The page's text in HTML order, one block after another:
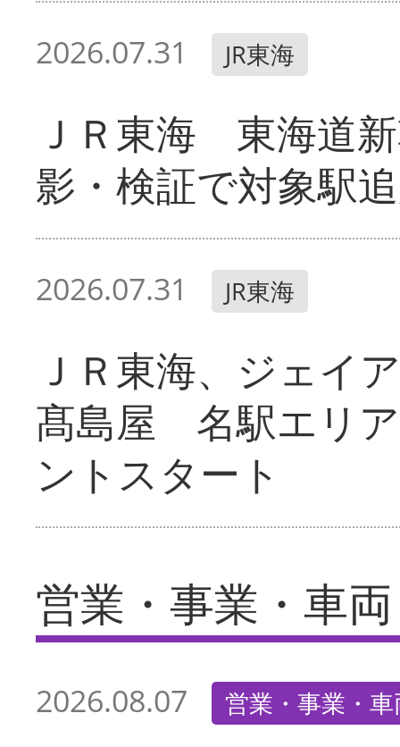
2026.07.31 JR東海
ＪＲ東海 東海道
影・検証で対象駅
2026.07.31 JR東海
ＪＲ東海、ジェイ
髙島屋 名駅エリ
ントスタート
営業・事業・車両
2026.08.07 営業・事業・